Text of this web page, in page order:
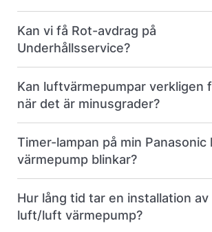
Kan vi få Rot-avdrag på
Underhållsservice?
Kan luftvärmepumpar verkligen
när det är minusgrader?
Timer-lampan på min
värmepump blinkar?
Hur lång tid tar en installation av
luft/luft värmepump?